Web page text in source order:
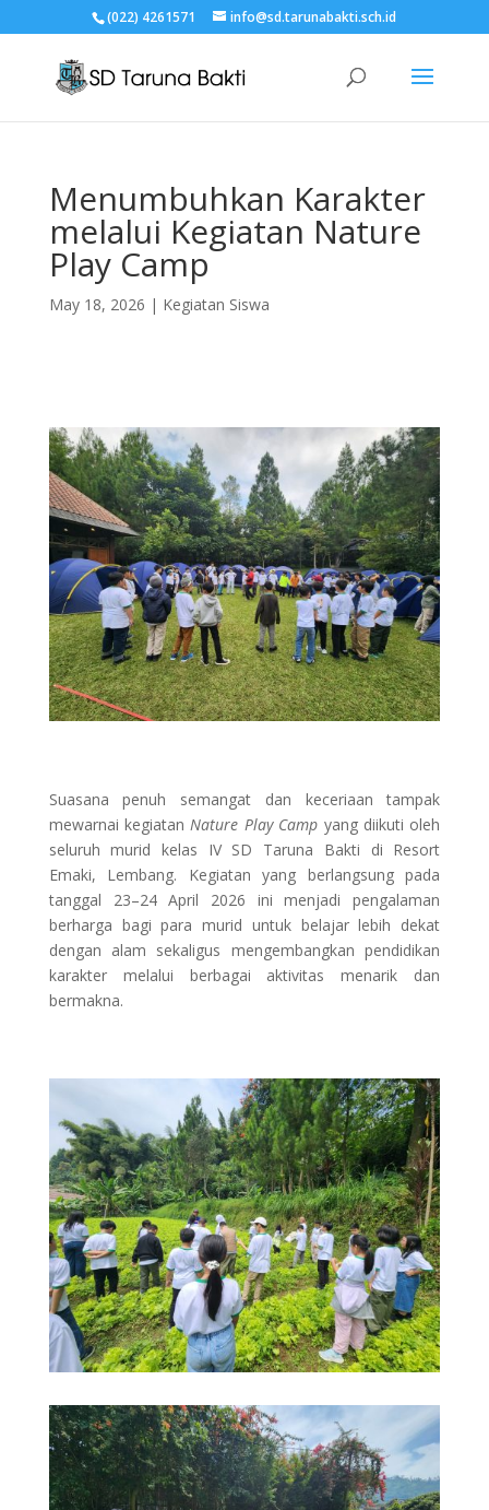
(022) 4261571 info@sd.tarunabakti.sch.id
Menumbuhkan Karakter
melalui Kegiatan Nature
Play Camp
May 18, 2026 | Kegiatan Siswa
Suasana penuh semangat dan keceriaan tampak
mewarnai kegiatan Nature Play Camp yang diikuti oleh
seluruh murid kelas IV SD Taruna Bakti di Resort
Emaki, Lembang. Kegiatan yang berlangsung pada
tanggal 23–24 April 2026 ini menjadi pengalaman
berharga bagi para murid untuk belajar lebih dekat
dengan alam sekaligus mengembangkan pendidikan
karakter melalui berbagai aktivitas menarik dan
bermakna.